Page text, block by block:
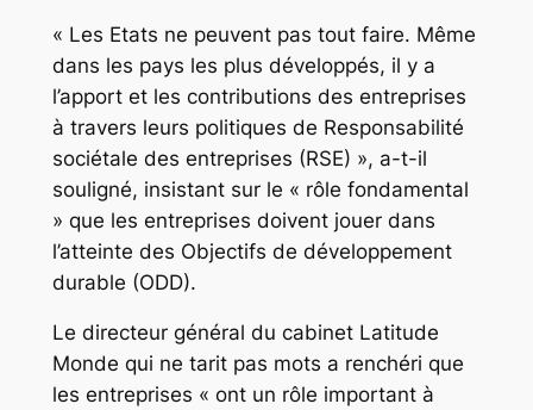
« Les Etats ne peuvent pas tout faire. Même
dans les pays les plus développés, il y a
l’apport et les contributions des entreprises
à travers leurs politiques de Responsabilité
sociétale des entreprises (RSE) », a-t-il
souligné, insistant sur le « rôle fondamental
» que les entreprises doivent jouer dans
l’atteinte des Objectifs de développement
durable (ODD).
Le directeur général du cabinet Latitude
Monde qui ne tarit pas mots a renchéri que
les entreprises « ont un rôle important à